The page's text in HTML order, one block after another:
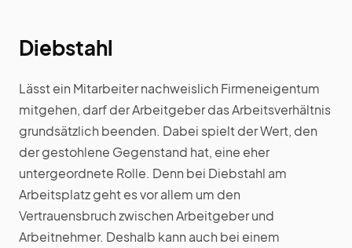
Diebstahl
Lässt ein Mitarbeiter nachweislich Firmeneigentum
mitgehen, darf der Arbeitgeber das Arbeitsverhältnis
grundsätzlich beenden. Dabei spielt der Wert, den
der gestohlene Gegenstand hat, eine eher
untergeordnete Rolle. Denn bei Diebstahl am
Arbeitsplatz geht es vor allem um den
Vertrauensbruch zwischen Arbeitgeber und
Arbeitnehmer. Deshalb kann auch bei einem